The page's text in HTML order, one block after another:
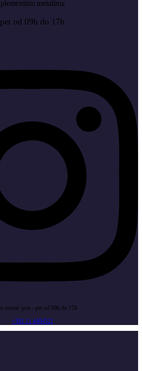
metalima
od 09h do 17h
vreme: pon - pet od 09h do 17h
+381 11 4404521